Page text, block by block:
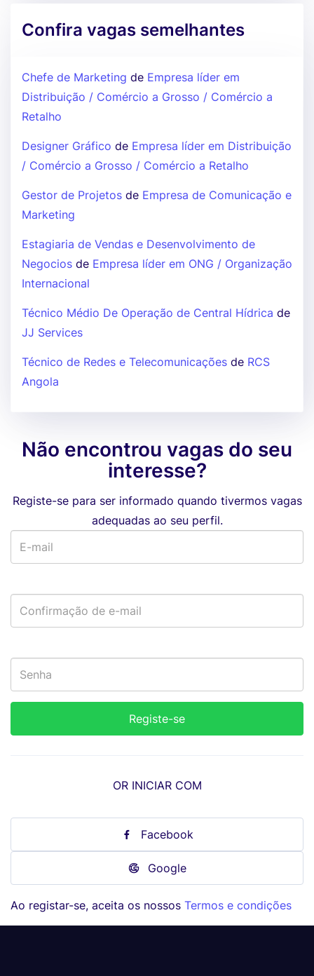
Confira vagas semelhantes
Chefe de Marketing de Empresa líder em
Distribuição / Comércio a Grosso / Comércio a
Retalho
Designer Gráfico de Empresa líder em Distribuição
/ Comércio a Grosso / Comércio a Retalho
Gestor de Projetos de Empresa de Comunicação e
Marketing
Estagiaria de Vendas e Desenvolvimento de
Negocios de Empresa líder em ONG / Organização
Internacional
Técnico Médio De Operação de Central Hídrica de
JJ Services
Técnico de Redes e Telecomunicações de RCS
Angola
Não encontrou vagas do seu
interesse?
Registe-se para ser informado quando tivermos vagas
adequadas ao seu perfil.
OR INICIAR COM
Facebook
Google
Ao registar-se, aceita os nossos Termos e condições